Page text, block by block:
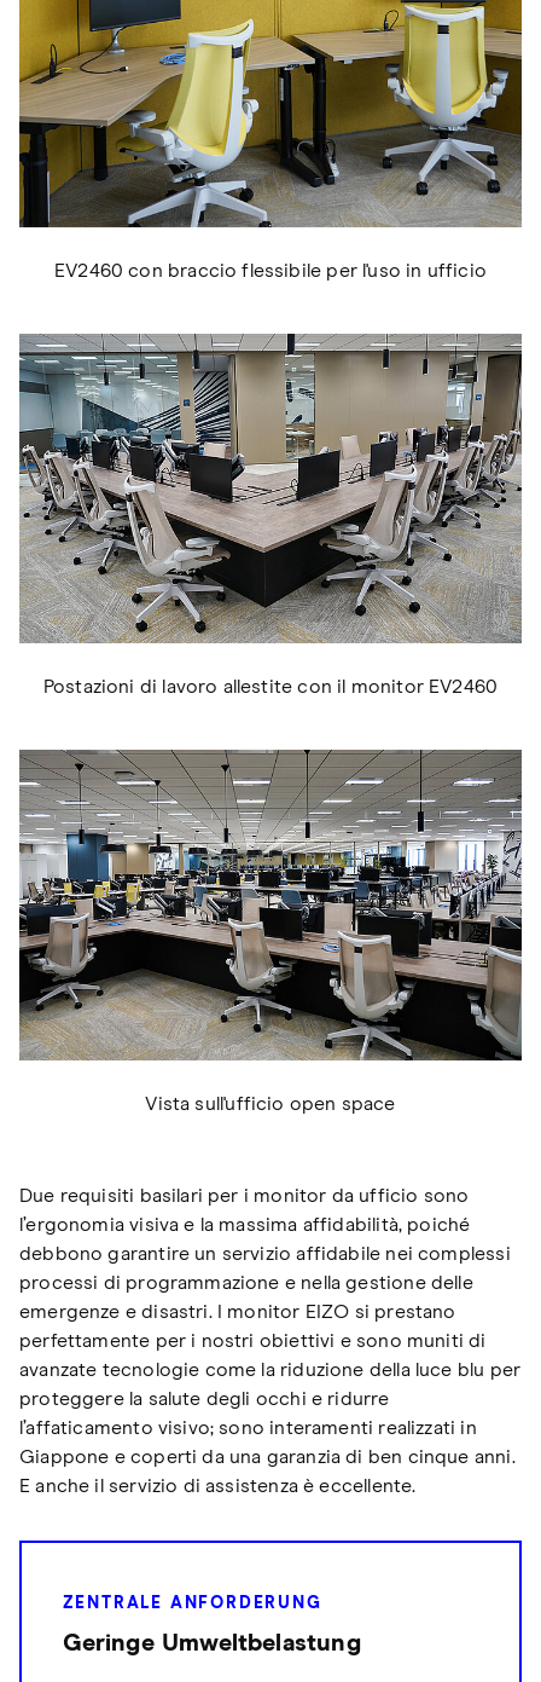
EV2460 con braccio flessibile per l'uso in ufficio
Postazioni di lavoro allestite con il monitor EV2460
Vista sull'ufficio open space
Due requisiti basilari per i monitor da ufficio sono
l’ergonomia visiva e la massima affidabilità, poiché
debbono garantire un servizio affidabile nei complessi
processi di programmazione e nella gestione delle
emergenze e disastri. I monitor EIZO si prestano
perfettamente per i nostri obiettivi e sono muniti di
avanzate tecnologie come la riduzione della luce blu per
proteggere la salute degli occhi e ridurre
l’affaticamento visivo; sono interamenti realizzati in
Giappone e coperti da una garanzia di ben cinque anni.
E anche il servizio di assistenza è eccellente.
ZENTRALE ANFORDERUNG
Geringe Umweltbelastung